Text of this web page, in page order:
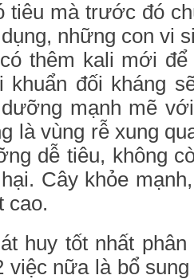
tiêu mà trước đó
những con vi
thêm kali mới
khuẩn đối kháng
mạnh mẽ
là vùng rễ xung
dễ tiêu, không
Cây khỏe
cao.
huy tốt nhất
việc nữa là bổ